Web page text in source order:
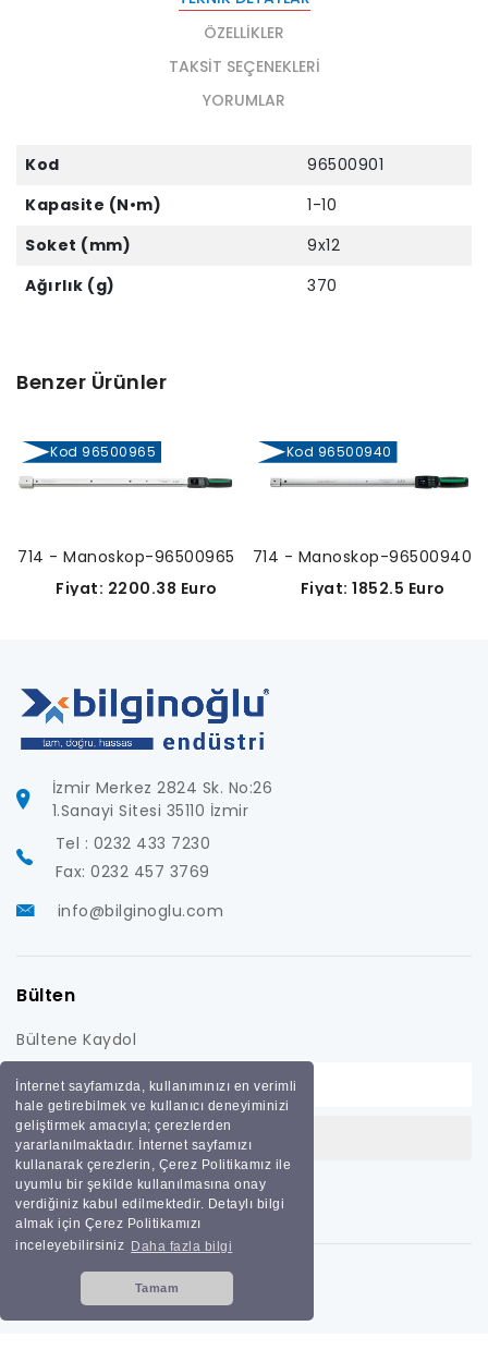
İnternet sayfamızda, kullanımınızı en verimli
hale getirebilmek ve kullanıcı deneyiminizi
geliştirmek amacıyla; çerezlerden
yararlanılmaktadır. İnternet sayfamızı
kullanarak çerezlerin, Çerez Politikamız ile
uyumlu bir şekilde kullanılmasına onay
verdiğiniz kabul edilmektedir. Detaylı bilgi
almak için Çerez Politikamızı
inceleyebilirsiniz Daha fazla bilgi
Tamam
ÖZELLIKLER
TAKSIT SEÇENEKLERI
YORUMLAR
Kod
96500901
Kapasite (N•m)
1-10
Soket (mm)
9x12
Ağırlık (g)
370
Benzer Ürünler
Kod 96500965
714 - Manoskop-96500965
Fiyat: 2200.38 Euro
Kod 96500940
714 - Manoskop-96500940
Fiyat: 1852.5 Euro
İzmir Merkez 2824 Sk. No:26
1.Sanayi Sitesi 35110 İzmir
Tel : 0232 433 7230
Fax: 0232 457 3769
info@bilginoglu.com
Bülten
Bültene Kaydol